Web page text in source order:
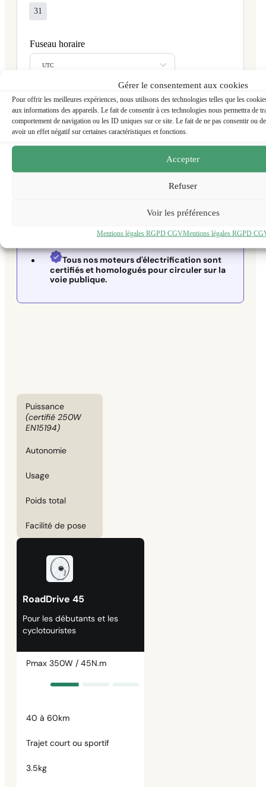
Gérer le consentement aux cookies
Pour offrir les meilleures expériences, nous utilisons des technologies telles que les
aux informations des appareils. Le fait de consentir à ces technologies nous permettra de
comportement de navigation ou les ID uniques sur ce site. Le fait de ne pas consentir ou
avoir un effet négatif sur certaines caractéristiques et fonctions.
Accepter
Refuser
Voir les préférences
Mentions légales RGPD CGVMentions légales RGPD
31
Fuseau horaire
UTC
COMPARER NOS KITS
D'ÉLECTRIFICATION
Tous nos moteurs d'électrification sont
certifiés et homologués pour circuler sur la
voie publique.
Puissance
(certifié 250W
EN15194)
Autonomie
Usage
Poids total
Facilité de pose
RoadDrive 45
Pour les débutants et les
cyclotouristes
Pmax 350W / 45N.m
40 à 60km
Trajet court ou sportif
3.5kg